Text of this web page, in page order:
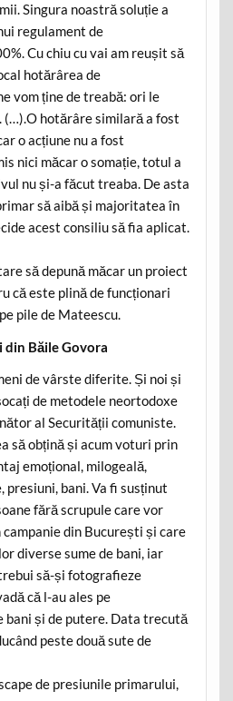
Singura noastră soluție a
regulament de
Cu chiu cu vai am reușit să
hotărârea de
vom ține de treabă: ori le
(…).O hotărâre similară a fost
o acțiune nu a fost
nici măcar o somație, totul a
nu și-a făcut treaba. De asta
să aibă și majoritatea în
acest consiliu să fia aplicat.
să depună măcar un proiect
că este plină de funcționari
pile de Mateescu.
din Băile Govora
de vârste diferite. Și noi și
de metodele neortodoxe
al Securității comuniste.
să obțină și acum voturi prin
emoțional, milogeală,
presiuni, bani. Va fi susținut
fără scrupule care vor
campanie din București și care
diverse sume de bani, iar
să-și fotografieze
că l-au ales pe
bani și de putere. Data trecută
peste două sute de
de presiunile primarului,